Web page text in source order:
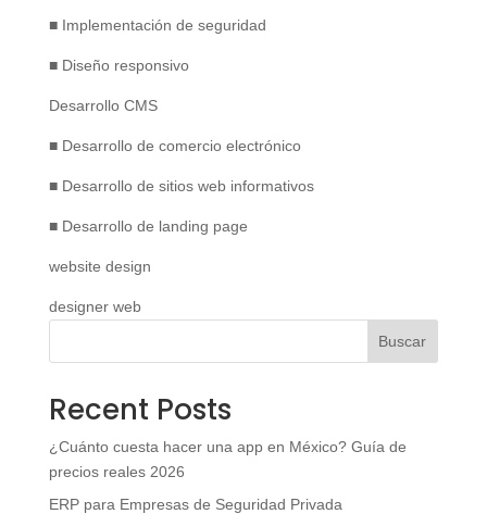
■ Implementación de seguridad
■ Diseño responsivo
Desarrollo CMS
■ Desarrollo de comercio electrónico
■ Desarrollo de sitios web informativos
■ Desarrollo de landing page
website design
designer web
Buscar
Recent Posts
¿Cuánto cuesta hacer una app en México? Guía de
precios reales 2026
ERP para Empresas de Seguridad Privada